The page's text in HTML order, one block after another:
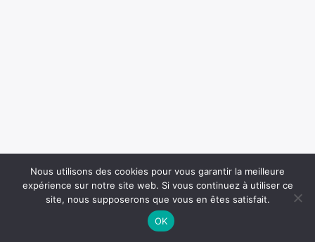
Nous utilisons des cookies pour vous garantir la meilleure
expérience sur notre site web. Si vous continuez à utiliser ce
site, nous supposerons que vous en êtes satisfait.
OK